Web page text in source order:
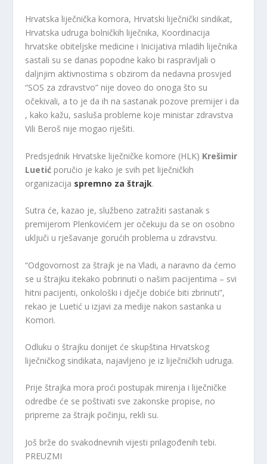
Hrvatska liječnička komora, Hrvatski liječnički sindikat,
Hrvatska udruga bolničkih liječnika, Koordinacija
hrvatske obiteljske medicine i Inicijativa mladih liječnika
sastali su se danas popodne kako bi raspravljali o
daljnjim aktivnostima s obzirom da nedavna prosvjed
“SOS za zdravstvo” nije doveo do onoga što su
očekivali, a to je da ih na sastanak pozove premijer i da
, kako kažu, sasluša probleme koje ministar zdravstva
Vili Beroš nije mogao riješiti.
Predsjednik Hrvatske liječničke komore (HLK) Krešimir
Luetić poručio je kako je svih pet liječničkih
organizacija spremno za štrajk.
Sutra će, kazao je, službeno zatražiti sastanak s
premijerom Plenkovićem jer očekuju da se on osobno
uključi u rješavanje gorućih problema u zdravstvu.
“Odgovornost za štrajk je na Vladi, a naravno da ćemo
se u štrajku itekako pobrinuti o našim pacijentima – svi
hitni pacijenti, onkološki i dječje dobiće biti zbrinuti”,
rekao je Luetić u izjavi za medije nakon sastanka u
Komori.
Odluku o štrajku donijet će skupština Hrvatskog
liječničkog sindikata, najavljeno je iz liječničkih udruga.
Prije štrajka mora proći postupak mirenja i liječničke
odredbe će se poštivati ​​sve zakonske propise, no
pripreme za štrajk počinju, rekli su.
Još brže do svakodnevnih vijesti prilagođenih tebi.
PREUZMI